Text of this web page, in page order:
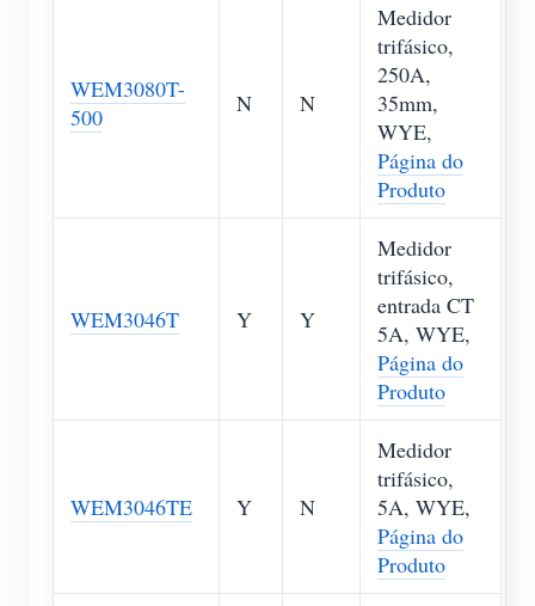
WEM3080T-
500
N N
Medidor
trifásico,
250A,
35mm,
WYE,
Página do
Produto
WEM3046T Y Y
Medidor
trifásico,
entrada CT
5A, WYE,
Página do
Produto
WEM3046TE Y N
Medidor
trifásico,
5A, WYE,
Página do
Produto